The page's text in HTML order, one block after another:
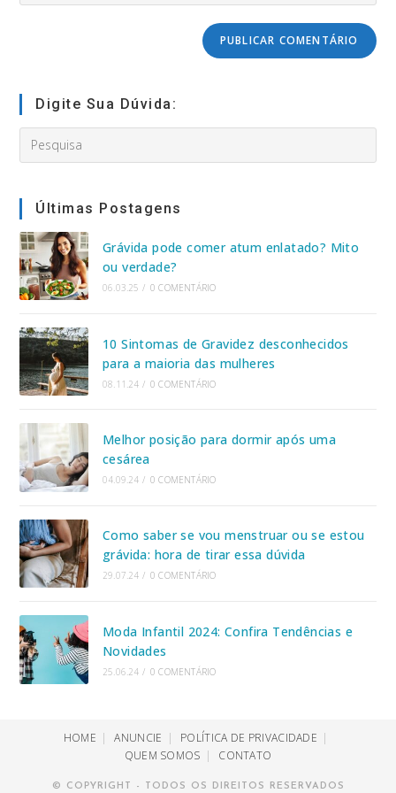
para
(opcional)
Digite Sua Dúvida:
this
Últimas Postagens
Grávida pode comer atum enlatado? Mito
ou verdade?
06.03.25 / 0 COMENTÁRIO
10 Sintomas de Gravidez desconhecidos
para a maioria das mulheres
08.11.24 / 0 COMENTÁRIO
Melhor posição para dormir após uma
cesárea
04.09.24 / 0 COMENTÁRIO
Como saber se vou menstruar ou se estou
grávida: hora de tirar essa dúvida
29.07.24 / 0 COMENTÁRIO
Moda Infantil 2024: Confira Tendências e
Novidades
25.06.24 / 0 COMENTÁRIO
HOME ANUNCIE
POLÍTICA DE PRIVACIDADE
QUEM SOMOS
CONTATO
© COPYRIGHT - TODOS OS DIREITOS RESERVADOS